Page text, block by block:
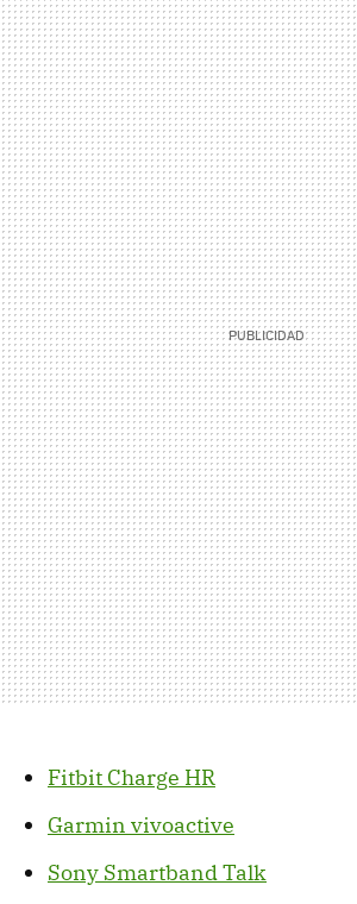
Fitbit Charge HR
Garmin vivoactive
Sony Smartband Talk